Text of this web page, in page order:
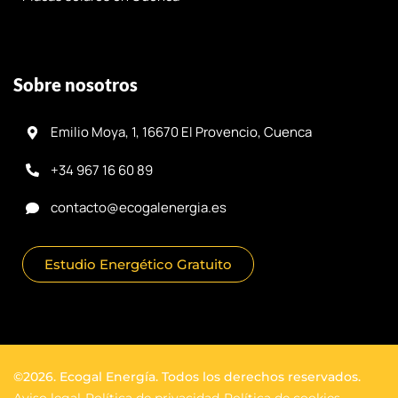
Sobre nosotros
Emilio Moya, 1, 16670 El Provencio, Cuenca
+34 967 16 60 89
contacto@ecogalenergia.es
Estudio Energético Gratuito
©2026. Ecogal Energía. Todos los derechos reservados.